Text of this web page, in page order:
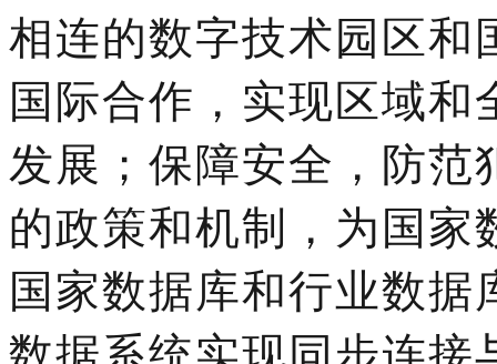
相连的数字技术园区和
国际合作，实现区域
发展；保障安全，防范
的政策和机制，为国
国家数据库和行业数